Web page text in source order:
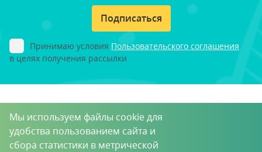
Подписаться
Принимаю условия Пользовательского соглашения
в целях получения рассылки
Мы используем файлы cookie для
удобства пользованием сайта и
сбора статистики в метрической